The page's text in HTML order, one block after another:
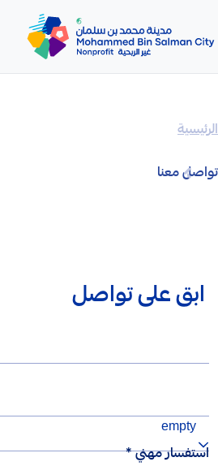
الرئيسية
تواصل معنا
ابق على تواصل
empty
استفسار مهني *